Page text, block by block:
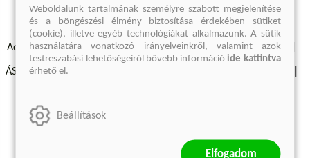
Adatvédelmi szabályzatok Elállási felmondási nyilatkozat
ÁSZF - Vásárlási feltételek
Szállítási információk
Weboldalunk tartalmának személyre szabott megjelenítése
és a böngészési élmény biztosítása érdekében sütiket
(cookie), illetve egyéb technológiákat alkalmazunk. A sütik
használatára vonatkozó irányelveinkről, valamint azok
testreszabási lehetőségeiről bővebb információide kattintva
érhető el.
Beállítások
Elfogadom